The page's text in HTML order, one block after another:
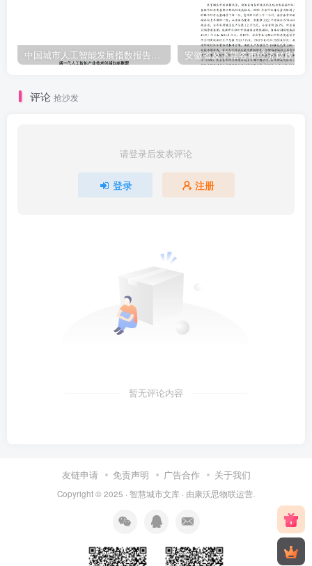
评论 抢沙发
请登录后发表评论
登录 注册
暂无评论内容
友链申请 免责声明 广告合作 关于我们
Copyright © 2025 · 智慧城市文库 · 由康沃思物联运营.